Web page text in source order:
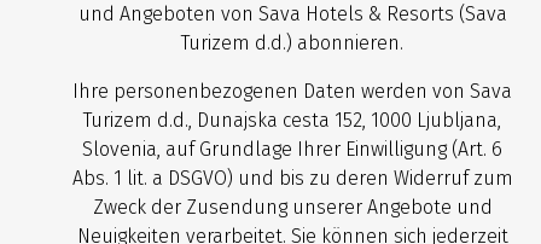
und Angeboten von Sava Hotels & Resorts (Sava
Turizem d.d.) abonnieren.
Ihre personenbezogenen Daten werden von Sava
Turizem d.d., Dunajska cesta 152, 1000 Ljubljana,
Slovenia, auf Grundlage Ihrer Einwilligung (Art. 6
Abs. 1 lit. a DSGVO) und bis zu deren Widerruf zum
Zweck der Zusendung unserer Angebote und
Neuigkeiten verarbeitet. Sie können sich jederzeit